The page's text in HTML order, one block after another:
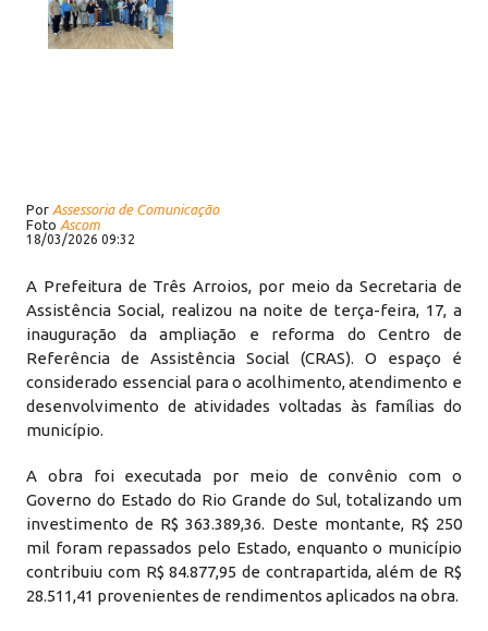
Por Assessoria de Comunicação
Foto Ascom
18/03/2026 09:32
A Prefeitura de Três Arroios, por meio da Secretaria de
Assistência Social, realizou na noite de terça-feira, 17, a
inauguração da ampliação e reforma do Centro de
Referência de Assistência Social (CRAS). O espaço é
considerado essencial para o acolhimento, atendimento e
desenvolvimento de atividades voltadas às famílias do
município.
A obra foi executada por meio de convênio com o
Governo do Estado do Rio Grande do Sul, totalizando um
investimento de R$ 363.389,36. Deste montante, R$ 250
mil foram repassados pelo Estado, enquanto o município
contribuiu com R$ 84.877,95 de contrapartida, além de R$
28.511,41 provenientes de rendimentos aplicados na obra.